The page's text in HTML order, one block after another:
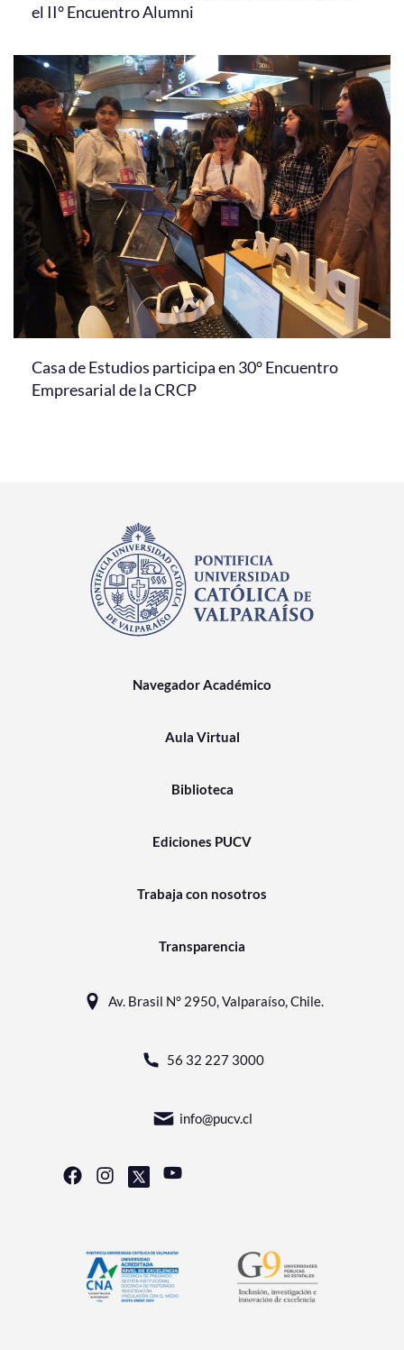
el II° Encuentro Alumni
Casa de Estudios participa en 30° Encuentro
Empresarial de la CRCP
Navegador Académico
Aula Virtual
Biblioteca
Ediciones PUCV
Trabaja con nosotros
Transparencia
Av. Brasil N° 2950, Valparaíso, Chile.
56 32 227 3000
info@pucv.cl